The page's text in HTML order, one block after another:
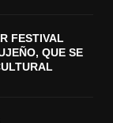
FESTIVAL
QUE SE